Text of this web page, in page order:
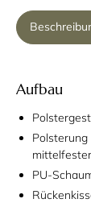
Aufbau
Polsterung
PU-